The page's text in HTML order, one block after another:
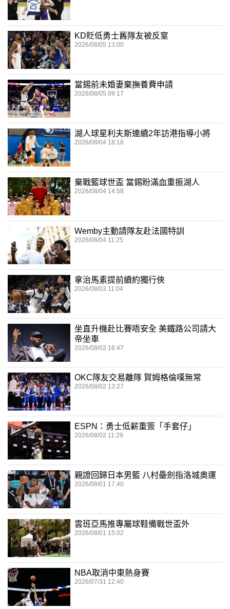
KD貶低勇士舊隊友被反窒
2026/08/05 13:00
當錫前未婚妻棄撫養費申請
2026/08/05 09:17
湖人球星利夫斯連續2年訪港指導小將
2026/08/04 18:18
棄戰籃球世盃 當錫盼滿血重振湖人
2026/08/04 14:58
Wemby主動請隊友赴法國特訓
2026/08/04 11:25
拿治馬素提前續約獨行俠
2026/08/03 11:04
坐直升機赴比賽唔安全 美鐵路公司請大
帝坐車
2026/08/02 16:47
OKC隊友交易離隊 賀姆格倫嘆無常
2026/08/02 13:27
ESPN：勇士低薪重簽「手套仔」
2026/08/02 11:29
親證回歸日本男籃 八村壘劍指洛城奧運
2026/08/01 17:40
雲班亞馬推專屬球鞋備戰世盃外
2026/08/01 15:02
NBA取消中東熱身賽
2026/07/31 12:40